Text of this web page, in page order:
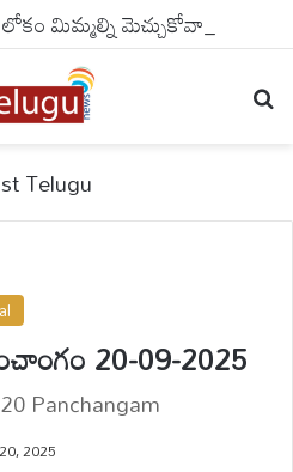
20-09-2025
Panchangam
2025